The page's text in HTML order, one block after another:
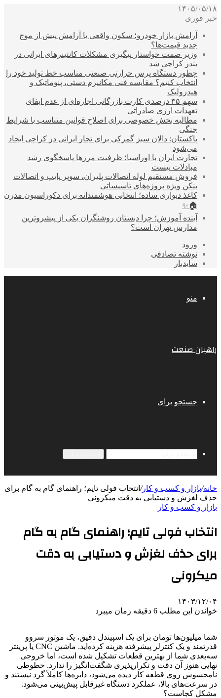
۱۴۰۵/۰۵/۱۸
خبر فوری
آرامش بازار خودرو؛ سکون واقعی یا آرامش پیش از موج
جدید قیمت‌ها؟
وزیر صمت خواستار پیگیری مشکلات کانتینرهای ایرانی در
بندر کراچی شد
چطور دستگاه پرس حرارتی صنعتی مناسب خط تولید خود را
انتخاب کنیم؟ مقایسه فنی مکانیزم دستی، پنوماتیک و
هیدرولیک
سهم ۳۵ درصدی کارت بازرگانی اجاره‌ای از عدم ایفای
تعهدات ارزی صادراتی
مطالبه بخش خصوصی برای اصلاح قوانین متناسب با شرایط
جنگی
پاکستان: دالان سبز گمرکی برای تجار ایرانی در کراچی ایجاد
می‌شود
تجارت ایران با اوراسیا؛ ظرفیت مرزها پاسخگوی رشد
مبادلات نیست
فروش مستقیم لوله اتصالات پلیران، سوپر پایپ و اتصالات
بنکن ویژه پروژه‌های تاسیساتی
کاغذ دیواری ساده؛ انتخابی هوشمندانه برای دکوراسیون مدرن
🏠✨
آینده آموزش؛ چرا دبستان روشنگران یکی از پیشروترین
مدارس تهران است؟
ورود
نوشته تصادفی
سایدبار
منو
راهیان صنعت
جستجو برای
خانه/بازار و کسب و کار/ انتخاب فولی تایم؛ راهنمای گام به گام برای
حذف لغزش و دستیابی به دقت میکرونی
بازار و کسب و کار
انتخاب فولی تایم؛ راهنمای گام به گام
برای حذف لغزش و دستیابی به دقت
میکرونی
۱۴۰۳/۱۲/۰۴
خواندن این مطلب 6 دقیقه زمان میبرد
شما میلیون‌ها تومان برای یک اسپیندل دقیق، یک موتور سروو
قدرتمند و یک کنترلر پیشرفته هزینه کرده‌اید. ماشین CNC یا پرینتر
سه‌بعدی شما از بهترین قطعات تشکیل شده است، اما خروجی
نهایی هنوز آن دقت و تکرارپذیری شگفت‌انگیز را ندارد. خطوطی
نامحسوس روی قطعه کار دیده می‌شود، دایره‌ها کاملاً گرد نیستند و
در سرعت‌های بالا، عملکرد دستگاه غیرقابل پیش‌بینی می‌شود.
مشکل کجاست؟